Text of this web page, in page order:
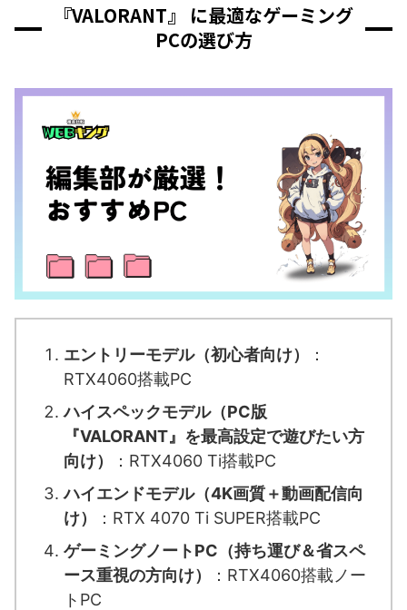
『VALORANT』 に最適なゲーミング
PCの選び方
エントリーモデル（初心者向け）
：
RTX4060搭載PC
ハイスペックモデル（PC版
『VALORANT』を最高設定で遊びたい方
向け）
：RTX4060 Ti搭載PC
ハイエンドモデル（4K画質＋動画配信向
け）
：RTX 4070 Ti SUPER搭載PC
ゲーミングノートPC（持ち運び＆省スペ
ース重視の方向け）
：RTX4060搭載ノー
トPC